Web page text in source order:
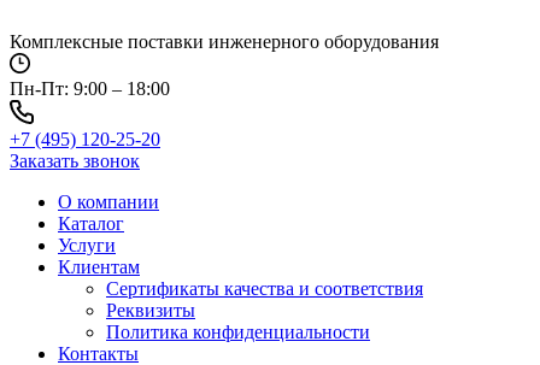
к
содержимому
Комплексные поставки инженерного оборудования
Пн-Пт: 9:00 – 18:00
+7 (495) 120-25-20
Заказать звонок
О компании
Каталог
Услуги
Клиентам
Сертификаты качества и соответствия
Реквизиты
Политика конфиден­циальности
Контакты